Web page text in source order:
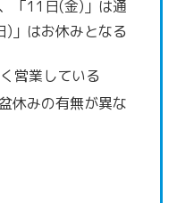
「11日(金)」は通
)」はお休みとなる
営業している
休みの有無が異な